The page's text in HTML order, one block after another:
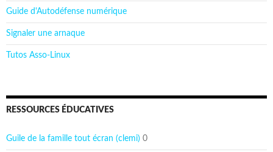
Guide d'Autodéfense numérique
Signaler une arnaque
Tutos Asso-Linux
RESSOURCES ÉDUCATIVES
Guile de la famille tout écran (clemi) 0